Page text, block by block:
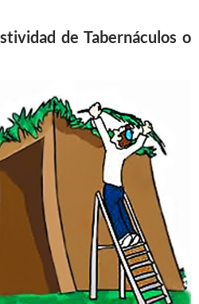
de Tabernáculos o